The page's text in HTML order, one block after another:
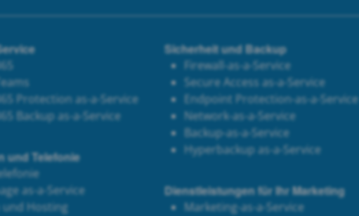
Protection as-a-Service
Backup as-a-Service
und Telefonie
as-a-Service
und Hosting
Sicherheit und Backup
Firewall-as-a-Service
Secure Access as-a-Service
Endpoint Protection-as-a-Service
Network-as-a-Service
Backup-as-a-Service
Hyperbackup as-a-Service
Dienstleistungen für Ihr Marketing
Marketing-as-a-Service